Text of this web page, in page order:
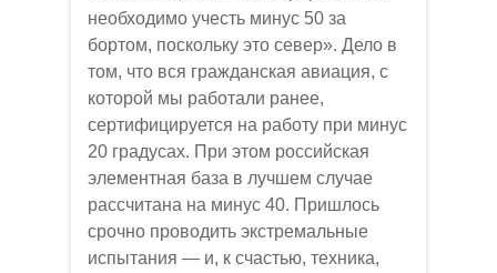
необходимо учесть минус 50 за
бортом, поскольку это север». Дело в
том, что вся гражданская авиация, с
которой мы работали ранее,
сертифицируется на работу при минус
20 градусах. При этом российская
элементная база в лучшем случае
рассчитана на минус 40. Пришлось
срочно проводить экстремальные
испытания — и, к счастью, техника,